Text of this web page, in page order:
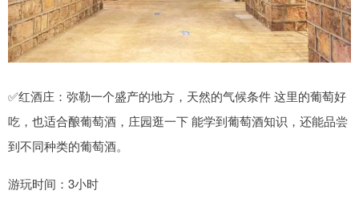
✅红酒庄：弥勒一个盛产的地方，天然的气候条件 这里的葡萄好
吃，也适合酿葡萄酒，庄园逛一下 能学到葡萄酒知识，还能品尝
到不同种类的葡萄酒。
游玩时间：3小时